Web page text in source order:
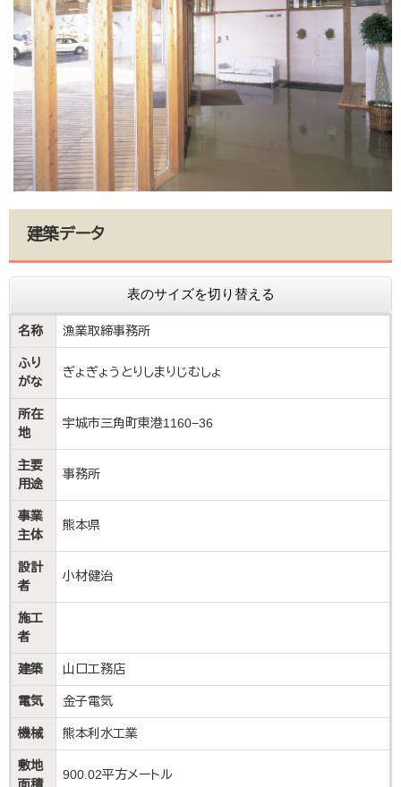
建築データ
表のサイズを切り替える
名称 漁業取締事務所
ふり
がな
ぎょぎょうとりしまりじむしょ
所在
地
宇城市三角町東港1160−36
主要
用途
事務所
事業
主体
熊本県
設計
者
小材健治
施工
者
建築 山口工務店
電気 金子電気
機械 熊本利水工業
敷地
900.02平方メートル